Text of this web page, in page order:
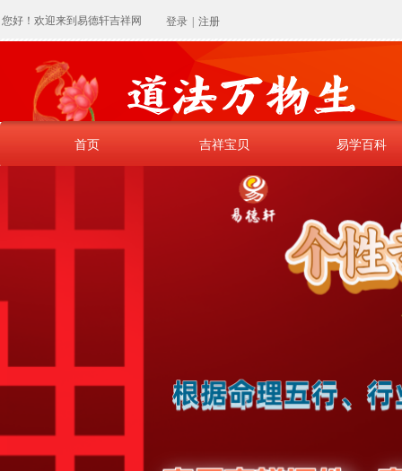
您好！欢迎来到易德轩吉祥网 登录 注册
首页 吉祥宝贝 易学百科